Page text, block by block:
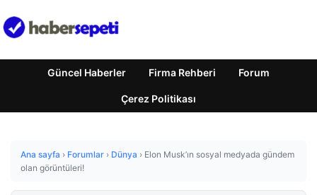
Güncel Haberler Firma Rehberi Forum
Çerez Politikası
Ana sayfa › Forumlar › Dünya › Elon Musk’ın sosyal medyada gündem
olan görüntüleri!